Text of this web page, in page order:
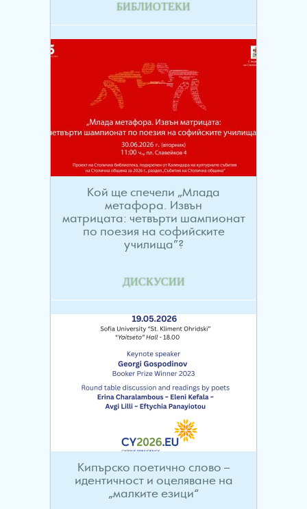
БИБЛИОТЕКИ
Кой ще спечели „Млада
метафора. Извън
матрицата: четвърти шампионат
по поезия на софийските
училища”?
ДИСКУСИИ
Кипърско поетично слово –
идентичност и оцеляване на
„малките езици“